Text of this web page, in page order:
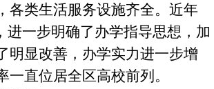
类生活服务设施齐全。 近年
进一步明确了办学指导思想，加
明显改善，办学实力进一步增
直位居全区高校前列。